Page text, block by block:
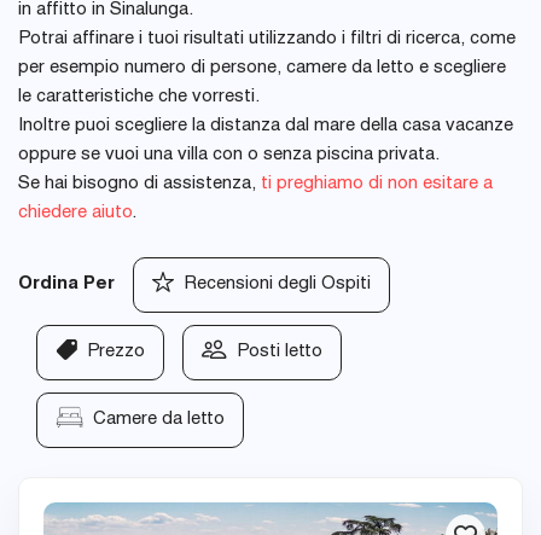
in affitto in Sinalunga.
Potrai affinare i tuoi risultati utilizzando i filtri di ricerca, come
per esempio numero di persone, camere da letto e scegliere
le caratteristiche che vorresti.
Inoltre puoi scegliere la distanza dal mare della casa vacanze
oppure se vuoi una villa con o senza piscina privata.
Se hai bisogno di assistenza, ti preghiamo di non esitare a
chiedere aiuto.
Ordina Per Recensioni degli Ospiti
Prezzo Posti letto
Camere da letto